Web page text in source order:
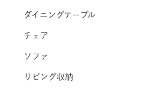
ダイニングテーブル
チェア
ソファ
リビング収納